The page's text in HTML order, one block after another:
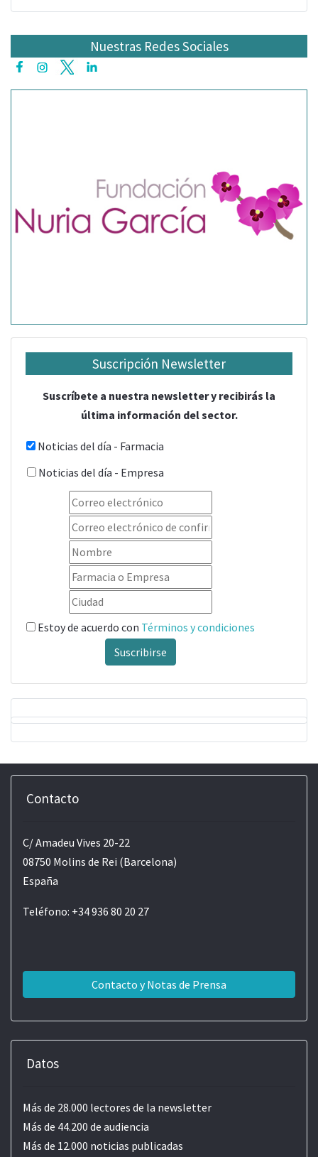
Nuestras Redes Sociales
Suscripción Newsletter
Suscríbete a nuestra newsletter y recibirás la
última información del sector.
Noticias del día - Farmacia
Noticias del día - Empresa
Estoy de acuerdo con Términos y condiciones
Suscribirse
Contacto
C/ Amadeu Vives 20-22
08750 Molins de Rei (Barcelona)
España
Teléfono: +34 936 80 20 27
Contacto y Notas de Prensa
Datos
Más de 28.000 lectores de la newsletter
Más de 44.200 de audiencia
Más de 12.000 noticias publicadas